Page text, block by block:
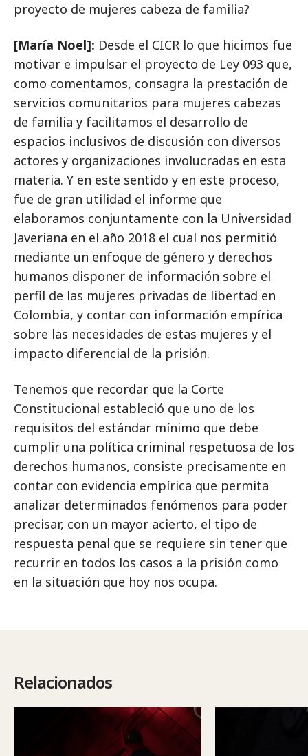
proyecto de mujeres cabeza de familia?
[María Noel]: Desde el CICR lo que hicimos fue
motivar e impulsar el proyecto de Ley 093 que,
como comentamos, consagra la prestación de
servicios comunitarios para mujeres cabezas
de familia y facilitamos el desarrollo de
espacios inclusivos de discusión con diversos
actores y organizaciones involucradas en esta
materia. Y en este sentido y en este proceso,
fue de gran utilidad el informe que
elaboramos conjuntamente con la Universidad
Javeriana en el año 2018 el cual nos permitió
mediante un enfoque de género y derechos
humanos disponer de información sobre el
perfil de las mujeres privadas de libertad en
Colombia, y contar con información empírica
sobre las necesidades de estas mujeres y el
impacto diferencial de la prisión.
Tenemos que recordar que la Corte
Constitucional estableció que uno de los
requisitos del estándar mínimo que debe
cumplir una política criminal respetuosa de los
derechos humanos, consiste precisamente en
contar con evidencia empírica que permita
analizar determinados fenómenos para poder
precisar, con un mayor acierto, el tipo de
respuesta penal que se requiere sin tener que
recurrir en todos los casos a la prisión como
en la situación que hoy nos ocupa.
Relacionados